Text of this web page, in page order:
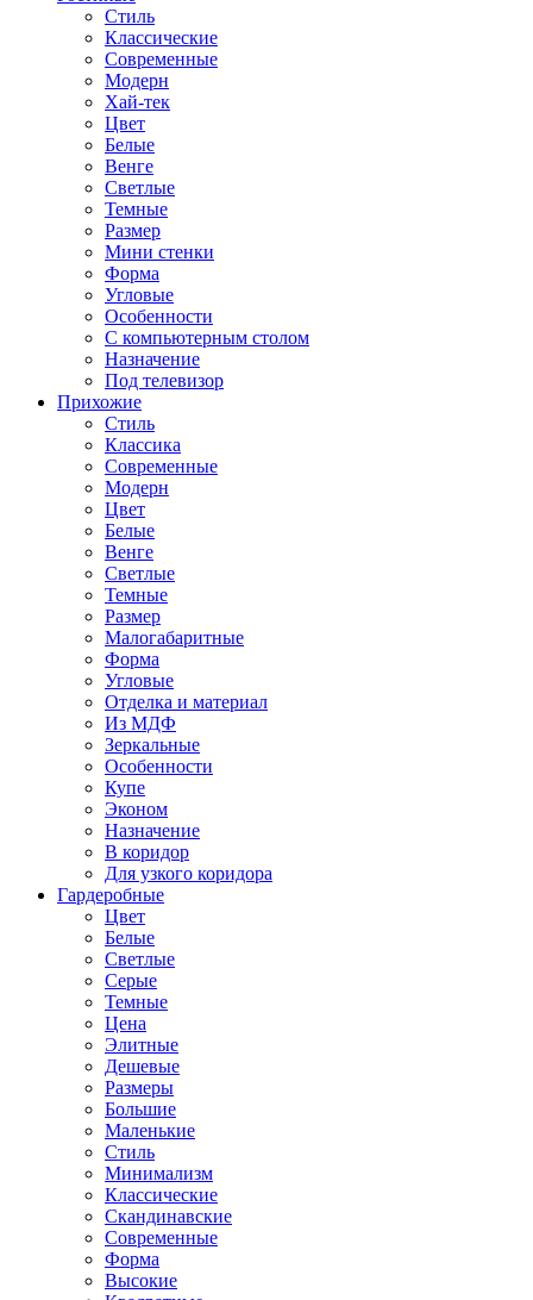
Стиль
Классические
Современные
Модерн
Хай-тек
Цвет
Белые
Венге
Светлые
Темные
Размер
Мини стенки
Форма
Угловые
Особенности
С компьютерным столом
Назначение
Под телевизор
Прихожие
Стиль
Классика
Современные
Модерн
Цвет
Белые
Венге
Светлые
Темные
Размер
Малогабаритные
Форма
Угловые
Отделка и материал
Из МДФ
Зеркальные
Особенности
Купе
Эконом
Назначение
В коридор
Для узкого коридора
Гардеробные
Цвет
Белые
Светлые
Серые
Темные
Цена
Элитные
Дешевые
Размеры
Большие
Маленькие
Стиль
Минимализм
Классические
Скандинавские
Современные
Форма
Высокие